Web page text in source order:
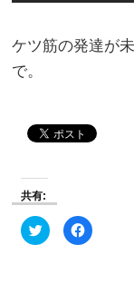
ケツ筋の発達が
で。
共有:
ク
リ
Facebook
で